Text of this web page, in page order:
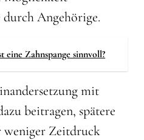
durch Angehörige.
eine Zahnspange sinnvoll?
mit
beitragen, spätere
weniger Zeitdruck